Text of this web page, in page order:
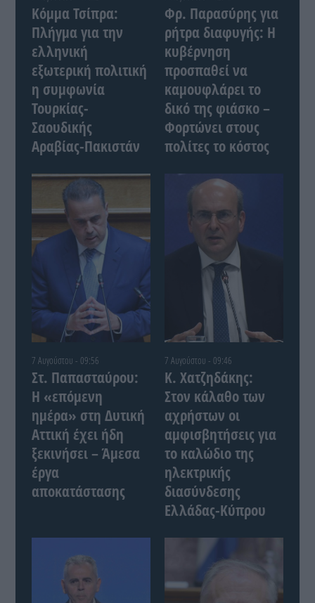
Κόμμα Τσίπρα:
Πλήγμα για την
ελληνική
εξωτερική πολιτική
η συμφωνία
Τουρκίας-
Σαουδικής
Αραβίας-Πακιστάν
Φρ. Παρασύρης για
ρήτρα διαφυγής: Η
κυβέρνηση
προσπαθεί να
καμουφλάρει το
δικό της φιάσκο –
Φορτώνει στους
πολίτες το κόστος
7 Αυγούστου - 09:56
Στ. Παπασταύρου:
Η «επόμενη
ημέρα» στη Δυτική
Αττική έχει ήδη
ξεκινήσει – Άμεσα
έργα
αποκατάστασης
7 Αυγούστου - 09:46
Κ. Χατζηδάκης:
Στον κάλαθο των
αχρήστων οι
αμφισβητήσεις για
το καλώδιο της
ηλεκτρικής
διασύνδεσης
Ελλάδας-Κύπρου